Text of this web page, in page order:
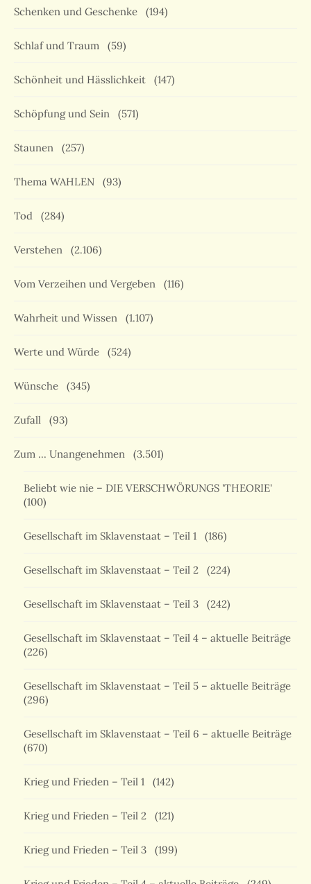
Schenken und Geschenke (194)
Schlaf und Traum (59)
Schönheit und Hässlichkeit (147)
Schöpfung und Sein (571)
Staunen (257)
Thema WAHLEN (93)
Tod (284)
Verstehen (2.106)
Vom Verzeihen und Vergeben (116)
Wahrheit und Wissen (1.107)
Werte und Würde (524)
Wünsche (345)
Zufall (93)
Zum … Unangenehmen (3.501)
Beliebt wie nie – DIE VERSCHWÖRUNGS 'THEORIE'
(100)
Gesellschaft im Sklavenstaat – Teil 1 (186)
Gesellschaft im Sklavenstaat – Teil 2 (224)
Gesellschaft im Sklavenstaat – Teil 3 (242)
Gesellschaft im Sklavenstaat – Teil 4 – aktuelle Beiträge
(226)
Gesellschaft im Sklavenstaat – Teil 5 – aktuelle Beiträge
(296)
Gesellschaft im Sklavenstaat – Teil 6 – aktuelle Beiträge
(670)
Krieg und Frieden – Teil 1 (142)
Krieg und Frieden – Teil 2 (121)
Krieg und Frieden – Teil 3 (199)